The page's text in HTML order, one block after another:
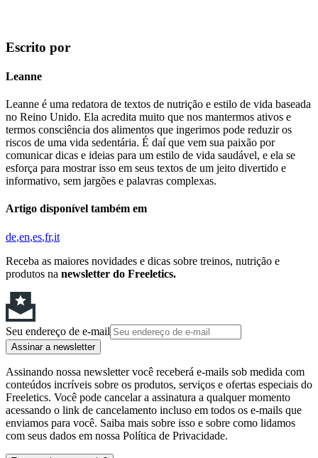
Escrito por
Leanne
Leanne é uma redatora de textos de nutrição e estilo de vida baseada
no Reino Unido. Ela acredita muito que nos mantermos ativos e
termos consciência dos alimentos que ingerimos pode reduzir os
riscos de uma vida sedentária. É daí que vem sua paixão por
comunicar dicas e ideias para um estilo de vida saudável, e ela se
esforça para mostrar isso em seus textos de um jeito divertido e
informativo, sem jargões e palavras complexas.
Artigo disponível também em
de en es fr it
Receba as maiores novidades e dicas sobre treinos, nutrição e
produtos na newsletter do Freeletics.
Seu endereço de e-mail
Assinar a newsletter
Assinando nossa newsletter você receberá e-mails sob medida com
conteúdos incríveis sobre os produtos, serviços e ofertas especiais do
Freeletics. Você pode cancelar a assinatura a qualquer momento
acessando o link de cancelamento incluso em todos os e-mails que
enviamos para você. Saiba mais sobre isso e sobre como lidamos
com seus dados em nossa Política de Privacidade.